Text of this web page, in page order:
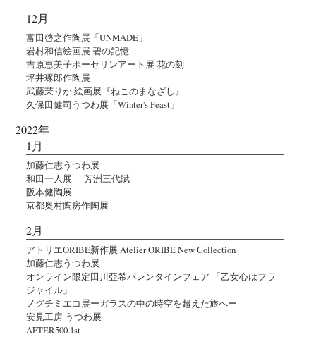
12月
富田啓之作陶展「UNMADE」
岩村和信絵画展 碧の記憶
吉原惠美子ポーセリンアート展 花の刻
坪井琢郎作陶展
武藤茉りか 絵画展『ねこのまなざし』
久保田健司うつわ展「Winter's Feast」
2022年
1月
加藤仁志うつわ展
和田一人展 -芳洲三代賦-
阪本健陶展
京都奥村陶房作陶展
2月
アトリエORIBE新作展 Atelier ORIBE New Collection
加藤仁志うつわ展
オンライン限定田川亞希バレンタインフェア 「乙女心はフラ
ジャイル」
ノグチミエコ展ーガラスの中の時空を超えた旅へー
安見工房 うつわ展
AFTER500.1st